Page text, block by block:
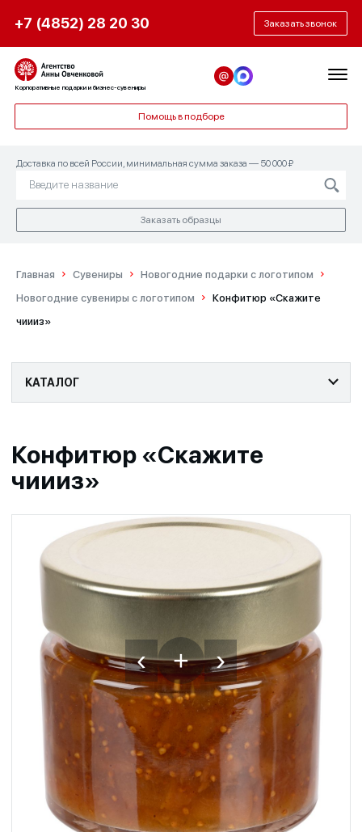
+7 (4852) 28 20 30 Заказать звонок
Корпоративные подарки и бизнес-сувениры
Помощь в подборе
Доставка по всей России, минимальная сумма заказа — 50 000 ₽
Заказать образцы
Главная Сувениры
Новогодние подарки с логотипом
Новогодние сувениры с логотипом
Конфитюр «Скажите
чиииз»
КАТАЛОГ
Конфитюр «Скажите
чиииз»
‹ + ›